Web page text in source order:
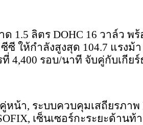
1.5 ลิตร DOHC 16 วาล์ว พ
ให้กำลังสูงสุด 104.7 แรงม้า
4,400 รอบ/นาที จับคู่กับเกียร์
น้า, ระบบควบคุมเสถียรภาพ
เซ็นเซอร์กะระยะด้านท้